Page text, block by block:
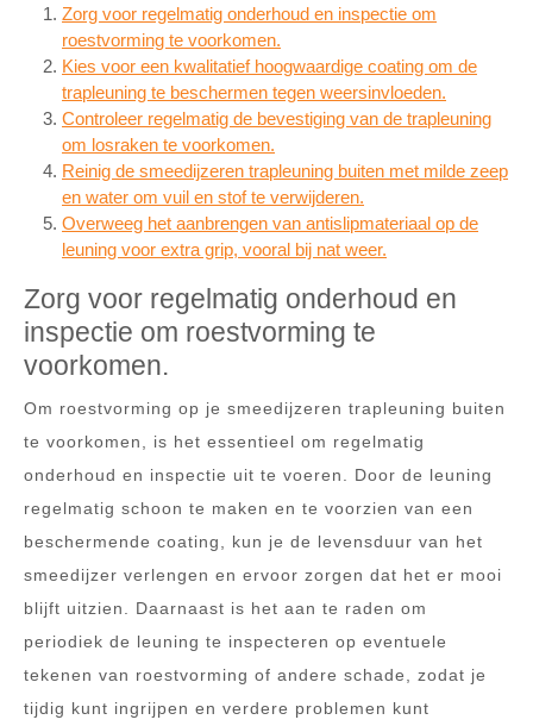
Zorg voor regelmatig onderhoud en inspectie om
roestvorming te voorkomen.
Kies voor een kwalitatief hoogwaardige coating om de
trapleuning te beschermen tegen weersinvloeden.
Controleer regelmatig de bevestiging van de trapleuning
om losraken te voorkomen.
Reinig de smeedijzeren trapleuning buiten met milde zeep
en water om vuil en stof te verwijderen.
Overweeg het aanbrengen van antislipmateriaal op de
leuning voor extra grip, vooral bij nat weer.
Zorg voor regelmatig onderhoud en
inspectie om roestvorming te
voorkomen.
Om roestvorming op je smeedijzeren trapleuning buiten
te voorkomen, is het essentieel om regelmatig
onderhoud en inspectie uit te voeren. Door de leuning
regelmatig schoon te maken en te voorzien van een
beschermende coating, kun je de levensduur van het
smeedijzer verlengen en ervoor zorgen dat het er mooi
blijft uitzien. Daarnaast is het aan te raden om
periodiek de leuning te inspecteren op eventuele
tekenen van roestvorming of andere schade, zodat je
tijdig kunt ingrijpen en verdere problemen kunt